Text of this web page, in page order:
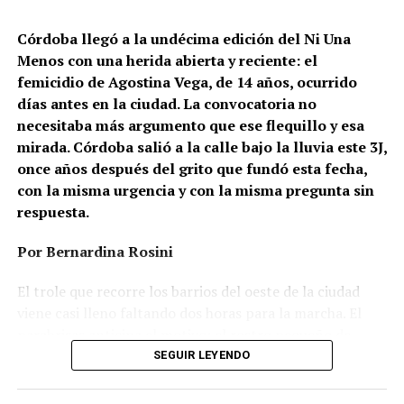
Gonzalo Giles, pensador y
Ganar la vida: La historia de (no)
Su hijo Ciro tenía 120 veces más agrotóxicos que lo
Córdoba llegó a la undécima edición del Ni Una
Menos con una herida abierta y reciente: el
femicidio de Agostina Vega, de 14 años, ocurrido
días antes en la ciudad. La convocatoria no
necesitaba más argumento que ese flequillo y esa
mirada. Córdoba salió a la calle bajo la lluvia este 3J,
once años después del grito que fundó esta fecha,
con la misma urgencia y con la misma pregunta sin
respuesta.
Por Bernardina Rosini
El trole que recorre los barrios del oeste de la ciudad
parabrisas anticipa el motivo: el rostro pequeño de
Agostina Vega, 14 años. Era fácil intuir que será una
SEGUIR LEYENDO